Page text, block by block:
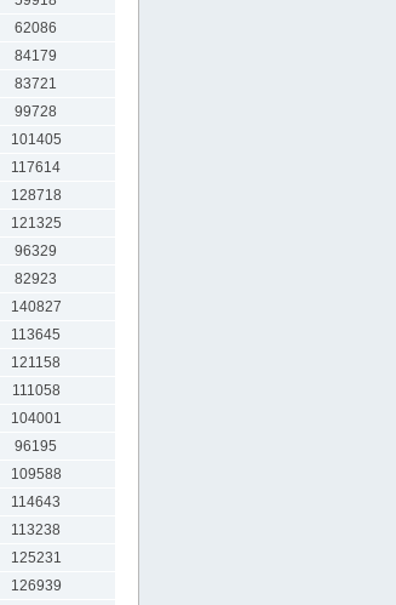
62086
84179
83721
99728
101405
117614
128718
121325
96329
82923
140827
113645
121158
111058
104001
96195
109588
114643
113238
125231
126939